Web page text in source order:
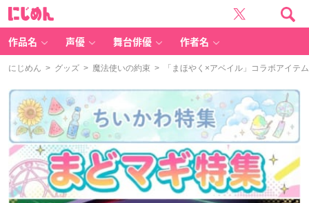
作品名 声優 舞台俳優 作者名
にじめん > グッズ > 魔法使いの約束 > 「まほやく×アベイル」コラボアイテ